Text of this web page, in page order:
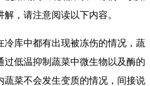
，请注意阅读以下内容。
冷库中都有出现被冻伤的情况，蔬
过低温抑制蔬菜中微生物以及酶的
蔬菜不会发生变质的情况，间接说